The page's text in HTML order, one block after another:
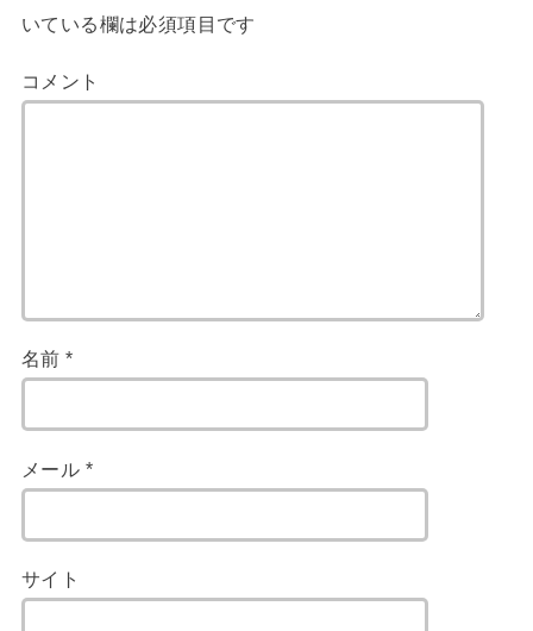
いている欄は必須項目です
コメント
名前*
メール *
サイト